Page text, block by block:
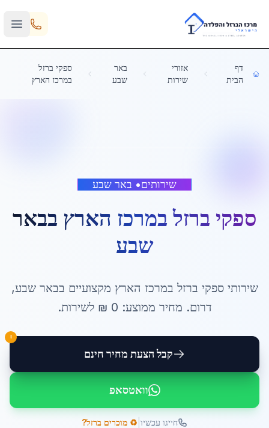
Skip to main content
דף
הבית
אזורי
שירות
באר
שבע
ספקי ברזל
במרכז הארץ
שירותים• באר שבע
ספקי ברזל במרכז הארץ בבאר
שבע
שירותיספקי ברזל במרכז הארץ מקצועיים בבאר שבע,
דרום. מחיר ממוצע: 0 ₪ לשירות.
קבל הצעת מחיר חינם
!
וואטסאפ
חייגו עכשיו ♻️ מוכרים ברזל?